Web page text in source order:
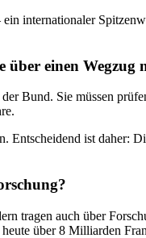
internationaler
über einen Wegzug
Bund. Sie müssen
ist daher:
tragen auch über
über 8 Milliarden